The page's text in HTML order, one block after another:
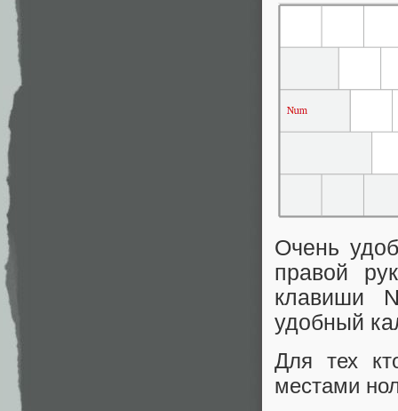
Очень
правой
клавиши
удобный
Для тех
местами